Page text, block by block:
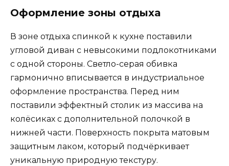
Оформление зоны отдыха
В зоне отдыха спинкой к кухне поставили
угловой диван с невысокими подлокотниками
с одной стороны. Светло-серая обивка
гармонично вписывается в индустриальное
оформление пространства. Перед ним
поставили эффектный столик из массива на
колёсиках с дополнительной полочкой в
нижней части. Поверхность покрыта матовым
защитным лаком, который подчёркивает
уникальную природную текстуру.